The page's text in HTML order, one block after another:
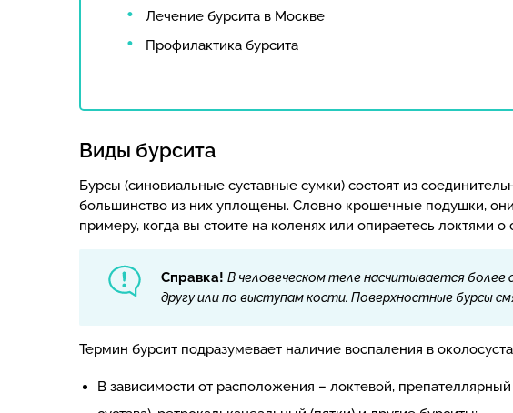
Лечение бурсита в Москве
Профилактика бурсита
Виды бурсита
Бурсы (синовиальные суставные сумки) состоят из
большинство из них уплощены. Словно крошечные подушки,
примеру, когда вы стоите на коленях или опираетесь локтями
Справка! В человеческом теле насчитывается
другу или по выступам кости. Поверхностные бурсы
Термин бурсит подразумевает наличие воспаления в
В зависимости от расположения – локтевой,